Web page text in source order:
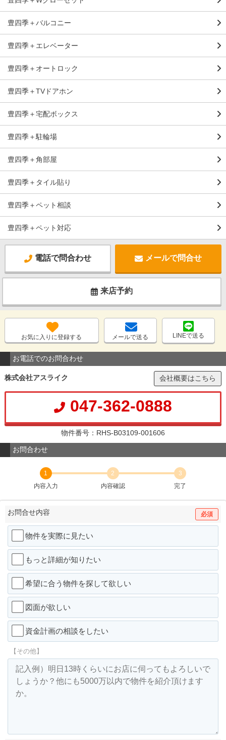
豊四季＋バルコニー
豊四季＋エレベーター
豊四季＋オートロック
豊四季＋TVドアホン
豊四季＋宅配ボックス
豊四季＋駐輪場
豊四季＋角部屋
豊四季＋タイル貼り
豊四季＋ペット相談
豊四季＋ペット対応
電話で問合わせ メールで問合せ
来店予約
お気に入りに登録する メールで送る LINEで送る
お電話でのお問合わせ
株式会社アスライク 会社概要はこちら
047-362-0888
物件番号：RHS-B03109-001606
お問合わせ
1
内容入力
2
内容確認
3
完了
お問合せ内容 必須
物件を実際に見たい
もっと詳細が知りたい
希望に合う物件を探して欲しい
図面が欲しい
資金計画の相談をしたい
【その他】